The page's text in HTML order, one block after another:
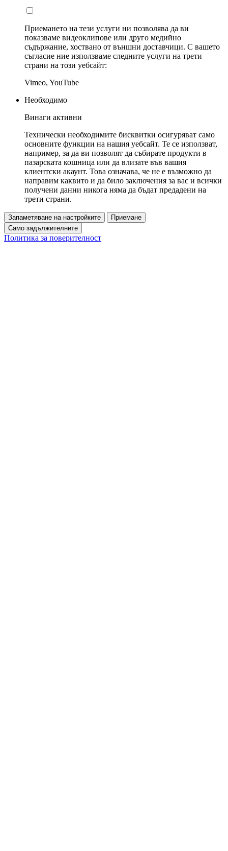
Приемането на тези услуги ни позволява да ви
показваме видеоклипове или друго медийно
съдържание, хоствано от външни доставчици. С вашето
съгласие ние използваме следните услуги на трети
страни на този уебсайт:
Vimeo, YouTube
Необходимо
Винаги активни
Технически необходимите бисквитки осигуряват само
основните функции на нашия уебсайт. Те се използват,
например, за да ви позволят да събирате продукти в
пазарската кошница или да влизате във вашия
клиентски акаунт. Това означава, че не е възможно да
направим каквито и да било заключения за вас и всички
получени данни никога няма да бъдат предадени на
трети страни.
Запаметяване на настройките
Приемане
Само задължителните
Политика за поверителност